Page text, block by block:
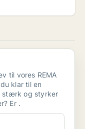
til vores REMA
klar til en
stærk og styrker
Er .